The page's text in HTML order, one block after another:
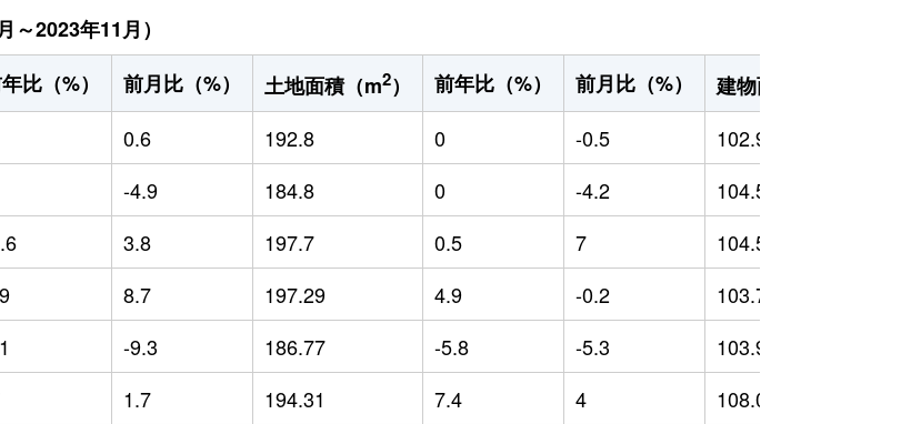
2023年11月）
比（%） 前月比（%） 土地面積（m2） 前年比（%） 前月比（%） 建物面積（m
0.6 192.8 0 -0.5 102.97
-4.9 184.8 0 -4.2 104.56
3.8 197.7 0.5 7 104.52
8.7 197.29 4.9 -0.2 103.79
-9.3 186.77 -5.8 -5.3 103.95
1.7 194.31 7.4 4 108.02